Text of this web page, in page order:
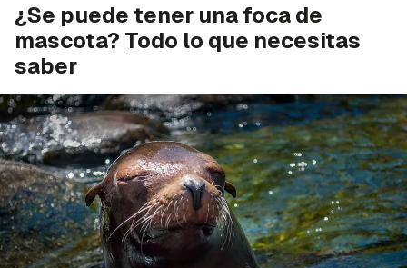
¿Se puede tener una foca de
mascota? Todo lo que necesitas
saber